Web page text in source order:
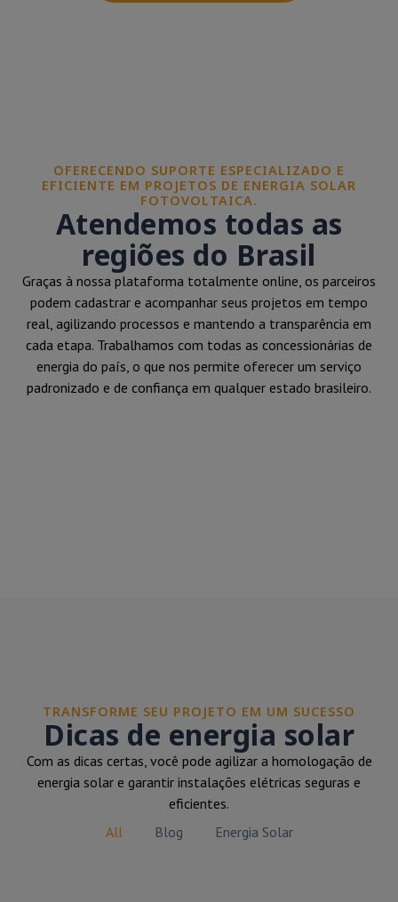
OFERECENDO SUPORTE ESPECIALIZADO E
EFICIENTE EM PROJETOS DE ENERGIA SOLAR
FOTOVOLTAICA.
Atendemos todas as
regiões do Brasil
Graças à nossa plataforma totalmente online, os parceiros
podem cadastrar e acompanhar seus projetos em tempo
real, agilizando processos e mantendo a transparência em
cada etapa. Trabalhamos com todas as concessionárias de
energia do país, o que nos permite oferecer um serviço
padronizado e de confiança em qualquer estado brasileiro.
TRANSFORME SEU PROJETO EM UM SUCESSO
Dicas de energia solar
Com as dicas certas, você pode agilizar a homologação de
energia solar e garantir instalações elétricas seguras e
eficientes.
All
Blog Energia Solar